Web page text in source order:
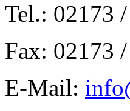
Tel.: 02173
Fax: 02173
E-Mail: